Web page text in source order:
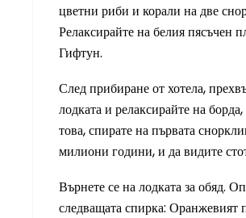
цветни риби и корали на две
Релаксирайте на белия пясъчен
Гифтун.
След прибиране от хотела,
лодката и релаксирайте на
това, спирате на първата
милиони години, и да видите
Върнете се на лодката за обяд.
следващата спирка: